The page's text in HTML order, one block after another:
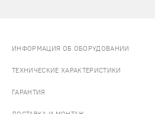
ИНФОРМАЦИЯ ОБ ОБОРУДОВАНИИ
ТЕХНИЧЕСКИЕ ХАРАКТЕРИСТИКИ
ГАРАНТИЯ